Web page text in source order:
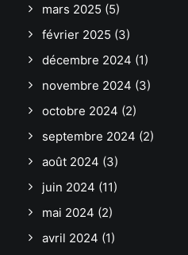
mars 2025 (5)
février 2025 (3)
décembre 2024 (1)
novembre 2024 (3)
octobre 2024 (2)
septembre 2024 (2)
août 2024 (3)
juin 2024 (11)
mai 2024 (2)
avril 2024 (1)